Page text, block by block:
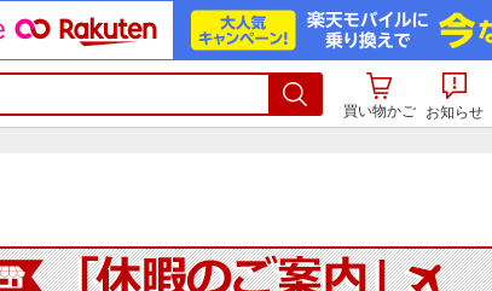
買い物かご
お知らせ